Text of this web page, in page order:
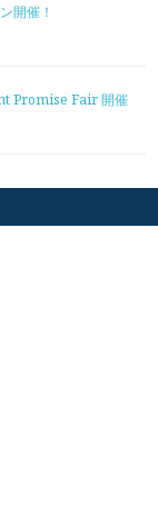
開催！
Promise Fair 開催